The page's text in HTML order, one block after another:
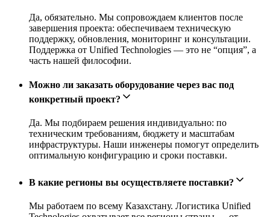
Да, обязательно. Мы сопровождаем клиентов после
завершения проекта: обеспечиваем техническую
поддержку, обновления, мониторинг и консультации.
Поддержка от Unified Technologies — это не “опция”, а
часть нашей философии.
Можно ли заказать оборудование через вас под
конкретный проект?
Да. Мы подбираем решения индивидуально: по
техническим требованиям, бюджету и масштабам
инфраструктуры. Наши инженеры помогут определить
оптимальную конфигурацию и сроки поставки.
В какие регионы вы осуществляете поставки?
Мы работаем по всему Казахстану. Логистика Unified